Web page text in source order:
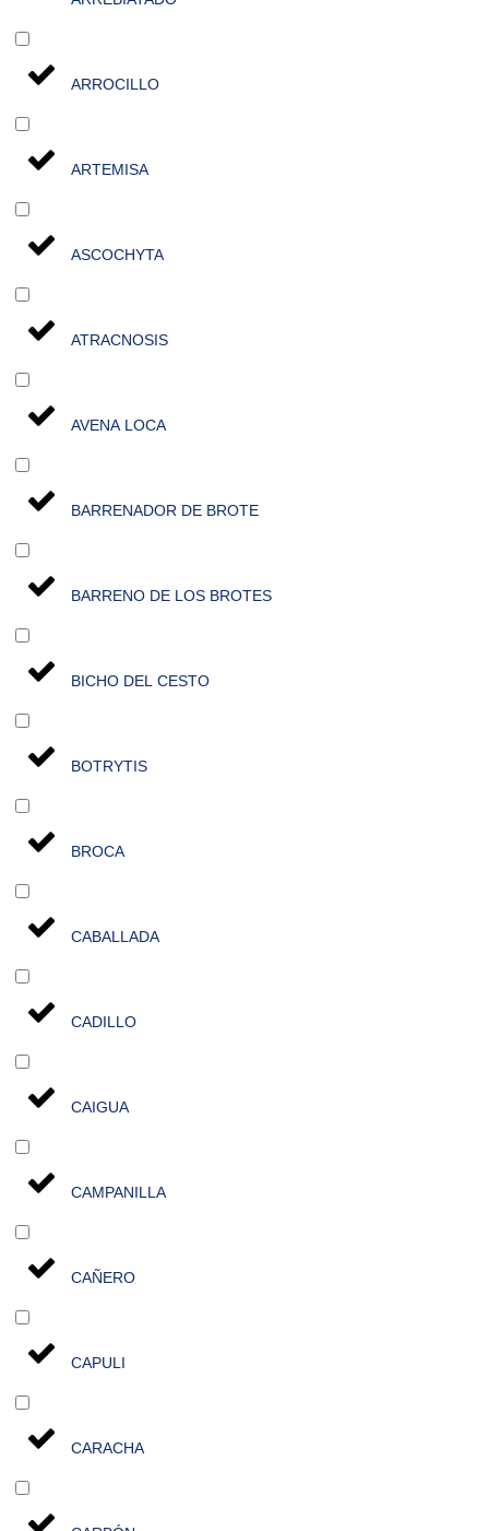
ARROCILLO
ARTEMISA
ASCOCHYTA
ATRACNOSIS
AVENA LOCA
BARRENADOR DE BROTE
BARRENO DE LOS BROTES
BICHO DEL CESTO
BOTRYTIS
BROCA
CABALLADA
CADILLO
CAIGUA
CAMPANILLA
CAÑERO
CAPULI
CARACHA